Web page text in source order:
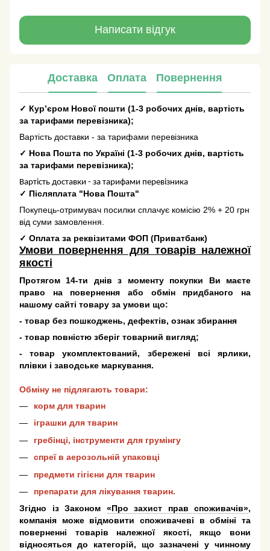
Написати відгук
Доставка Оплата Повернення
✓ Кур’єром Нової пошти (1-3 робочих днів, вартість
за тарифами перевізника);
Вартість доставки - за тарифами перевізника
✓ Нова Пошта по Україні (1-3 робочих днів, вартість
за тарифами перевізника);
Вартість доставки - за тарифами перевізника
✓ Післяплата "Нова Пошта"
Покупець-отримувач посилки сплачує комісію 2% + 20 грн
від суми замовлення.
✓ Оплата за реквізитами ФОП (Приватбанк)
Умови повернення для товарів належної
якості
Протягом 14-ти днів з моменту покупки Ви маєте
право на повернення або обмін придбаного на
нашому сайті товару за умови що:
- товар без пошкоджень, дефектів, ознак збирання
- товар повністю зберіг товарний вигляд;
- товар укомплектований, збережені всі ярлики,
плівки і заводське маркування.
Обміну не підлягають товари:
корм для тварин
іграшки для тварин
гребінці, інструменти для грумінгу
спреї в аерозольній упаковці
предмети гігієни для тварин
препарати для лікування тварин.
Згідно із Законом «Про захист прав споживачів»,
компанія може відмовити споживачеві в обміні та
поверненні товарів належної якості, якщо вони
відносяться до категорій, що зазначені у чинному